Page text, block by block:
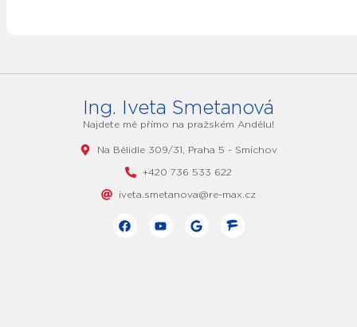
Ing. Iveta Smetanová
Najdete mě přímo na pražském Andělu!
Na Bělidle 309/31, Praha 5 - Smíchov
+420 736 533 622
iveta.smetanova@re-max.cz